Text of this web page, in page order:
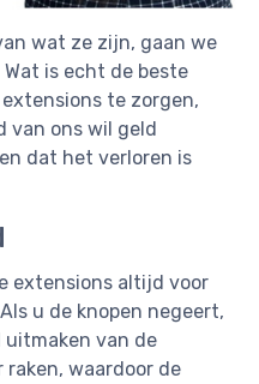
wat ze zijn, gaan we
is echt de beste
te zorgen,
van ons wil geld
dat het verloren is
extensions altijd voor
u de knopen negeert,
uitmaken van de
waardoor de